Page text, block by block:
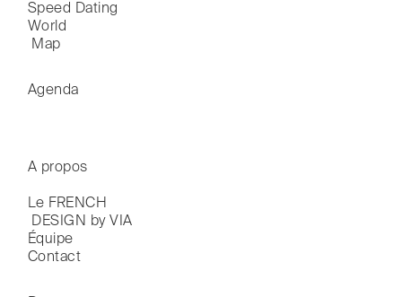
Speed Dating
World
Map
Agenda
A propos
Le FRENCH
DESIGN by VIA
Équipe
Contact